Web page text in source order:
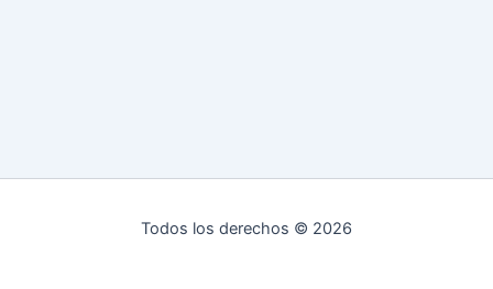
Todos los derechos © 2026